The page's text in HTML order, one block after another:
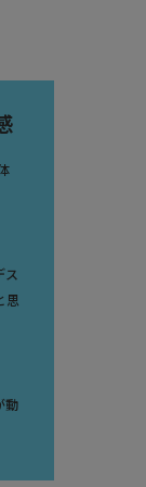
ス
思
動